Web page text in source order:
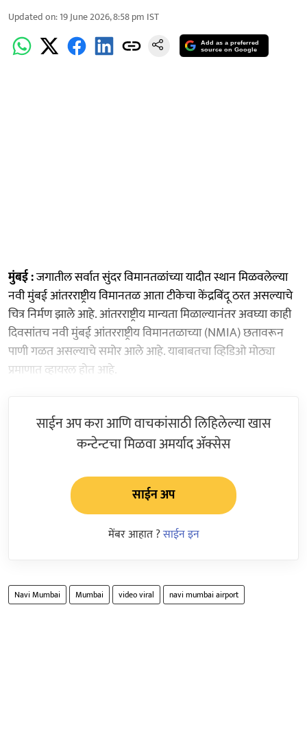
Updated on:19 June 2026, 8:58 pm IST
Add as a preferred
source on Google
मुंबई :जगातील सर्वात सुंदर विमानतळांच्या यादीत स्थान मिळवलेल्या
नवी मुंबई आंतरराष्ट्रीय विमानतळ आता टीकेचा केंद्रबिंदू ठरत असल्याचे
चित्र निर्मण झाले आहे. आंतरराष्ट्रीय मान्यता मिळाल्यानंतर अवघ्या काही
दिवसांतच नवी मुंबई आंतरराष्ट्रीय विमानतळाच्या (NMIA) छतावरून
पाणी गळत असल्याचे समोर आले आहे. याबाबतचा व्हिडिओ मोठ्या
प्रमाणात व्हायरल होत आहे.
साईन अप करा आणि वाचकांसाठी लिहिलेल्या खास
कन्टेन्टचा मिळवा अमर्याद ॲक्सेस
साईन अप
मेंबर आहात ?साईन इन
Navi Mumbai Mumbai video viral navi mumbai airport